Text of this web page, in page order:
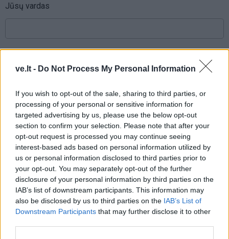
ve.lt - Do Not Process My Personal Information
If you wish to opt-out of the sale, sharing to third parties, or
processing of your personal or sensitive information for
targeted advertising by us, please use the below opt-out
section to confirm your selection. Please note that after your
opt-out request is processed you may continue seeing
interest-based ads based on personal information utilized by
us or personal information disclosed to third parties prior to
your opt-out. You may separately opt-out of the further
disclosure of your personal information by third parties on the
IAB’s list of downstream participants. This information may
also be disclosed by us to third parties on the IAB’s List of
Downstream Participants that may further disclose it to other
Jūsų vardas
Komentaras
Sutinku sutaisyklėmis
This site is protected by
reCAPTCHA and the Google
Privacy Policy and Terms of
Service apply.